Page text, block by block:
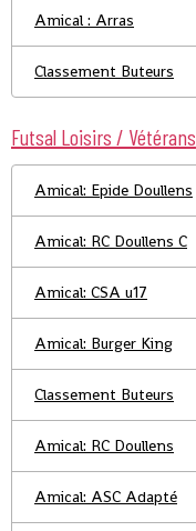
Amical : Arras
Classement Buteurs
Futsal Loisirs / Vétérans
Amical: Epide Doullens
Amical: RC Doullens C
Amical: CSA u17
Amical: Burger King
Classement Buteurs
Amical: RC Doullens
Amical: ASC Adapté